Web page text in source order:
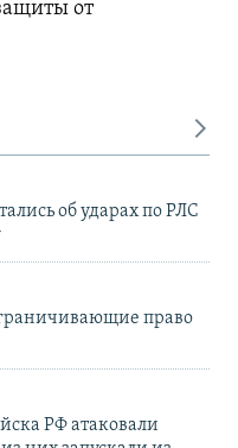
от
об ударах по РЛС
право
РФ атаковали